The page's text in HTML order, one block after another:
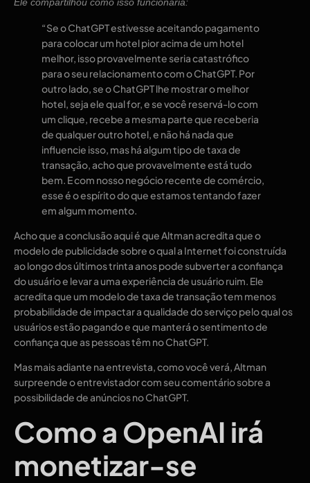
Ele compartilhou como isso funcionaria:
“Se o ChatGPT estivesse aceitando pagamento
para colocar um hotel pior acima de um hotel
melhor, isso provavelmente seria catastrófico
para o seu relacionamento com o ChatGPT. Por
outro lado, se o ChatGPT lhe mostrar o melhor
hotel, seja ele qual for, e se você reservá-lo com
um clique, recebe a mesma parte que receberia
de qualquer outro hotel, e não há nada que
influencie isso, mas há algum tipo de taxa de
transação, acho que provavelmente está tudo
bem. E com nosso negócio recente de comércio,
esse é o espírito do que estamos tentando fazer
em algum momento.
Acho que a conclusão aqui é que Altman acredita que o
modelo de publicidade sobre o qual a Internet foi construída
ao longo dos últimos trinta anos pode subverter a confiança
do usuário e levar a uma experiência de usuário ruim. Ele
acredita que um modelo de taxa de transação tem menos
probabilidade de impactar a qualidade do serviço pelo qual os
usuários estão pagando e que manterá o sentimento de
confiança que as pessoas têm no ChatGPT.
Mas mais adiante na entrevista, como você verá, Altman
surpreende o entrevistador com seu comentário sobre a
possibilidade de anúncios no ChatGPT.
Como a OpenAI irá
monetizar-se